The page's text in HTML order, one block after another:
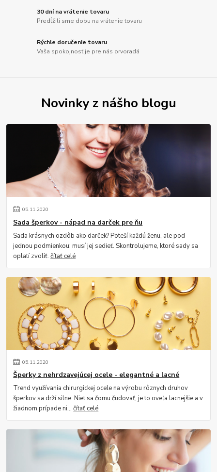
30 dní na vrátenie tovaru
Predĺžili sme dobu na vrátenie tovaru
Rýchle doručenie tovaru
Vaša spokojnosť je pre nás prvoradá
Novinky z nášho blogu
05.11.2020
Sada šperkov - nápad na darček pre ňu
Sada krásnych ozdôb ako darček? Poteší každú ženu, ale pod
jednou podmienkou: musí jej sedieť. Skontrolujeme, ktoré sady sa
oplatí zvoliť.čítať celé
05.11.2020
Šperky z nehrdzavejúcej ocele - elegantné a lacné
Trend využívania chirurgickej ocele na výrobu rôznych druhov
šperkov sa drží silne. Niet sa čomu čudovať, je to oveľa lacnejšie a v
žiadnom prípade ni...čítať celé